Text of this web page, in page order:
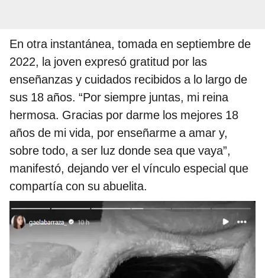
En otra instantánea, tomada en septiembre de
2022, la joven expresó gratitud por las
enseñanzas y cuidados recibidos a lo largo de
sus 18 años. “Por siempre juntas, mi reina
hermosa. Gracias por darme los mejores 18
años de mi vida, por enseñarme a amar y,
sobre todo, a ser luz donde sea que vaya”,
manifestó, dejando ver el vínculo especial que
compartía con su abuelita.